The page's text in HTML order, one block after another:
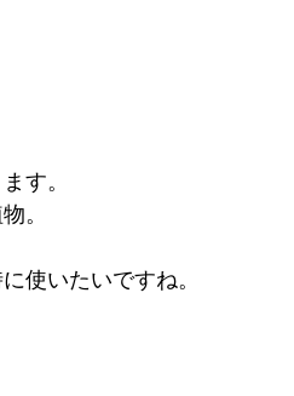
す。
。
使いたいですね。